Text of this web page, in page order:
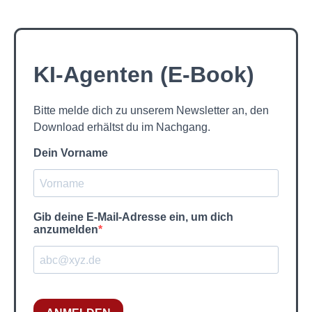
KI-Agenten (E-Book)
Bitte melde dich zu unserem Newsletter an, den
Download erhältst du im Nachgang.
Dein Vorname
Gib deine E-Mail-Adresse ein, um dich
anzumelden